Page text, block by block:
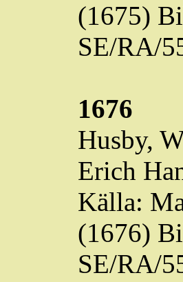
(1675)
SE/RA/
1676
Husby,
Erich
Källa:
(1676)
SE/RA/